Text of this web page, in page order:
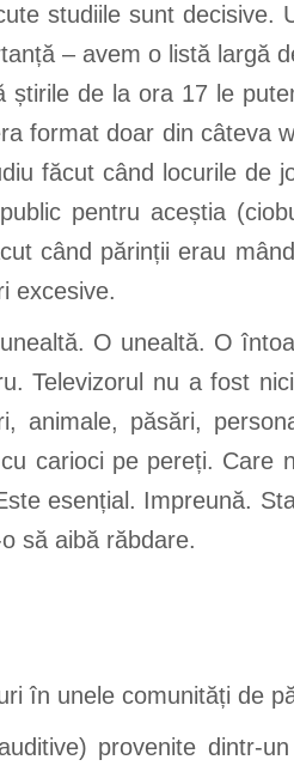
studiile sunt decisive.
– avem o listă largă
știrile de la ora 17 le
format doar din câteva
făcut când locurile de
pentru aceștia
când părinții erau
excesive.
O unealtă. O
Televizorul nu a fost
animale, păsări,
carioci pe pereți. Care
esențial. Impreună.
să aibă răbdare.
în unele comunități de
provenite dintr-